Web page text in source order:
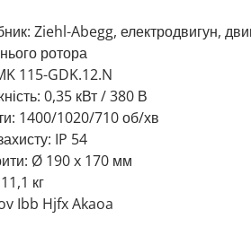
Ziehl-Abegg, електродвигун,
ротора
115-GDK.12.N
0,35 кВт / 380 В
1400/1020/710 об/хв
IP 54
Ø 190 x 170 мм
кг
Ibb Hjfx Akaoa